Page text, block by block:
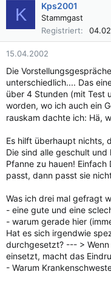
K Kps2001
Stammgast
Registriert
15.04.2002
Die
unterschiedlich.... Das
über 4 Stunden (mit Test
worden, wo ich auch ein
rauskam dachte ich: Hä,
Es hilft überhaupt nichts,
Die sind alle geschult
Pfanne zu hauen!
passt, dann passt sie
Was ich drei mal gefragt
- eine gute und eine
- warum gerade hier
Hat es sich irgendwie
durchgesetzt? --- >
einsetzt, macht das
- Warum